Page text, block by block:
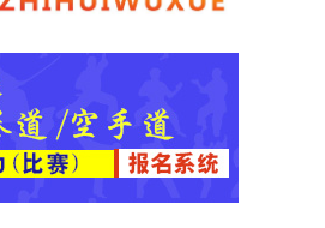
”北京武搏赛--竞赛规程